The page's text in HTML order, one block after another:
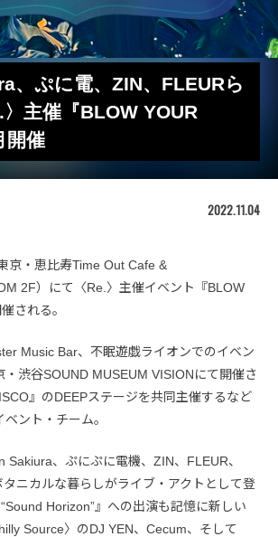
、ぷに電、ZIN、FLEURら
主催『BLOW YOUR
開催
2022.11.04
京・恵比寿Time Out Cafe &
2F）にて〈Re.〉主催イベント『BLOW
される。
Music Bar、不眠遊戯ライオンでのイベン
・渋谷SOUND MUSEUM VISIONにて開催さ
』のDEEPステージを共同主催するなど
ント・チーム。
Sakiura、ぷにぷに電機、ZIN、FLEUR、
ニカルな暮らしがライブ・アクトとして登
Horizon”』への出演も記憶に新しい
Source〉のDJ YEN、Cecum、そして